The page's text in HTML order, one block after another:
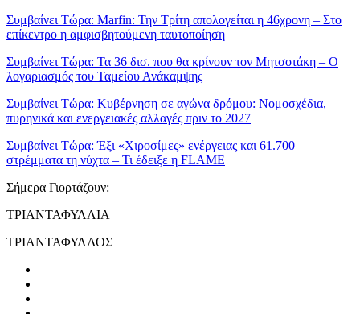
Συμβαίνει Τώρα: Marfin: Την Τρίτη απολογείται η 46χρονη – Στο
επίκεντρο η αμφισβητούμενη ταυτοποίηση
Συμβαίνει Τώρα: Τα 36 δισ. που θα κρίνουν τον Μητσοτάκη – Ο
λογαριασμός του Ταμείου Ανάκαμψης
Συμβαίνει Τώρα: Κυβέρνηση σε αγώνα δρόμου: Νομοσχέδια,
πυρηνικά και ενεργειακές αλλαγές πριν το 2027
Συμβαίνει Τώρα: Έξι «Χιροσίμες» ενέργειας και 61.700
στρέμματα τη νύχτα – Τι έδειξε η FLAME
Σήμερα Γιορτάζουν:
ΤΡΙΑΝΤΑΦΥΛΛΙΑ
ΤΡΙΑΝΤΑΦΥΛΛΟΣ